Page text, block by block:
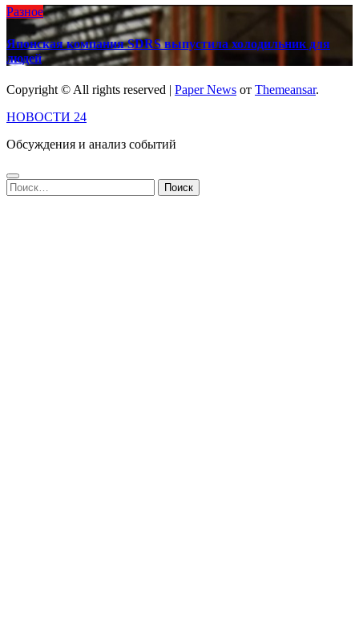
Разное
Японская компания SDRS выпустила холодильник для
людей
Copyright © All rights reserved | Paper News от Themeansar.
НОВОСТИ 24
Обсуждения и анализ событий
Найти: